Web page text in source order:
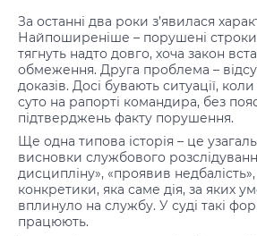
За останні два роки з’явилася
Найпоширеніше – порушені
тягнуть надто довго, хоча закон
обмеження. Друга проблема –
доказів. Досі бувають ситуації,
суто на рапорті командира, без
підтверджень факту порушення.
Ще одна типова історія – це
висновки службового
дисципліну», «проявив
конкретики, яка саме дія, за яких
вплинуло на службу. У суді такі
працюють.